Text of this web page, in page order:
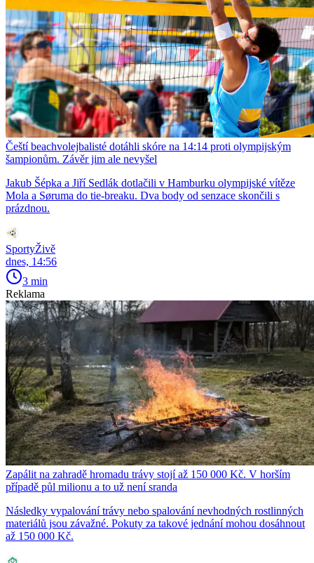
Čeští beachvolejbalisté dotáhli skóre na 14:14 proti olympijským
šampionům. Závěr jim ale nevyšel
Jakub Šépka a Jiří Sedlák dotlačili v Hamburku olympijské vítěze
Mola a Søruma do tie-breaku. Dva body od senzace skončili s
prázdnou.
SportyŽivě
dnes, 14:56
3 min
Reklama
Zapálit na zahradě hromadu trávy stojí až 150 000 Kč. V horším
případě půl milionu a to už není sranda
Následky vypalování trávy nebo spalování nevhodných rostlinných
materiálů jsou závažné. Pokuty za takové jednání mohou dosáhnout
až 150 000 Kč.